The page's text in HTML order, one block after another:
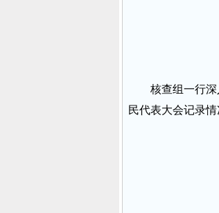
核查组一行深入
民代表大会记录